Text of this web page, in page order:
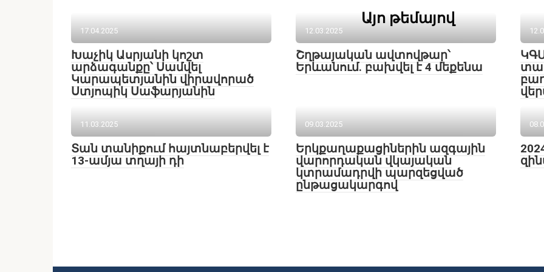
Այո թեմայով
17.04.2025
Խաչիկ Ասրյանի կոշտ
արձագանքը՝ Սամվել
Կարապետյանին վիրավորած
Ստյոպիկ Սաֆարյանին
12.03.2025
Շղթայական ավտովթար՝
Երևանում. բախվել է 4 մեքենա
11.03.2025
Տան տանիքում հայտնաբերվել է
13-ամյա տղայի դի
09.03.2025
Երկքաղաքացիներին ազգային
վարորդական վկայական
կտրամադրվի պարզեցված
ընթացակարգով